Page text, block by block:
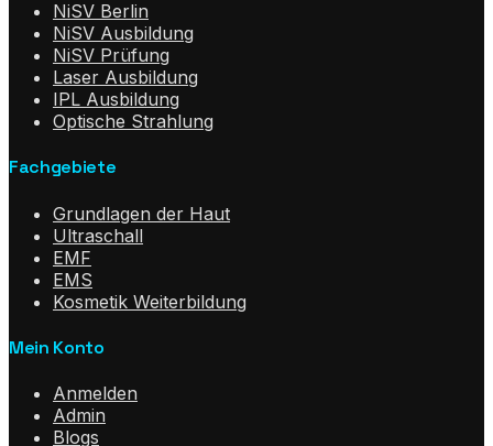
NiSV Berlin
NiSV Ausbildung
NiSV Prüfung
Laser Ausbildung
IPL Ausbildung
Optische Strahlung
Fachgebiete
Grundlagen der Haut
Ultraschall
EMF
EMS
Kosmetik Weiterbildung
Mein Konto
Anmelden
Admin
Blogs